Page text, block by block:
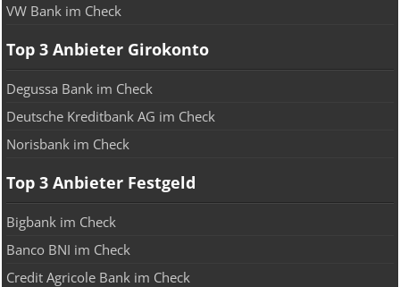
VW Bank im Check
Top 3 Anbieter Girokonto
Degussa Bank im Check
Deutsche Kreditbank AG im Check
Norisbank im Check
Top 3 Anbieter Festgeld
Bigbank im Check
Banco BNI im Check
Credit Agricole Bank im Check